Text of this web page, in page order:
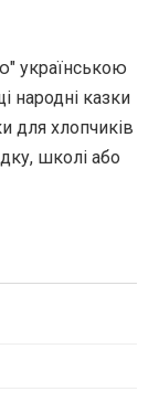
українською
народні казки
для хлопчиків
школі або